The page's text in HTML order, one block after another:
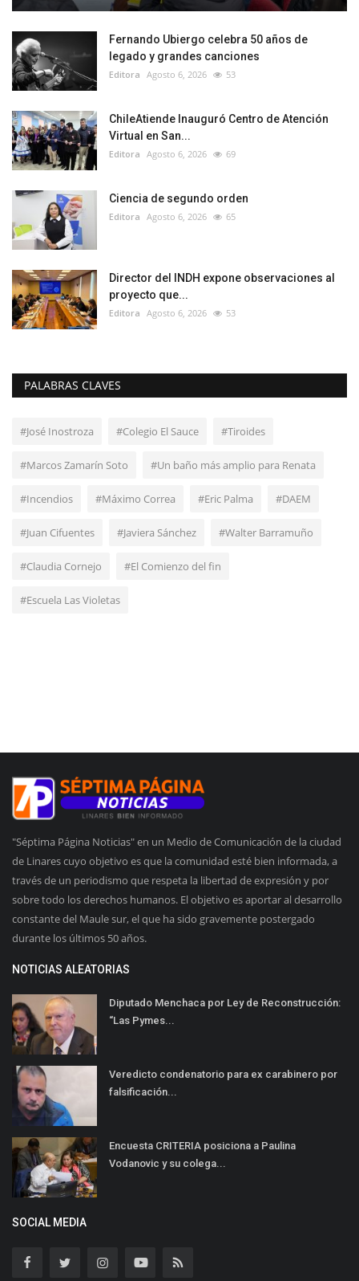
Fernando Ubiergo celebra 50 años de
legado y grandes canciones
Editora Agosto 6, 2026 53
ChileAtiende Inauguró Centro de Atención
Virtual en San...
Editora Agosto 6, 2026 69
Ciencia de segundo orden
Editora Agosto 6, 2026 65
Director del INDH expone observaciones al
proyecto que...
Editora Agosto 6, 2026 53
PALABRAS CLAVES
#José Inostroza #Colegio El Sauce #Tiroides
#Marcos Zamarín Soto #Un baño más amplio para Renata
#Incendios #Máximo Correa #Eric Palma #DAEM
#Juan Cifuentes #Javiera Sánchez #Walter Barramuño
#Claudia Cornejo #El Comienzo del fin
#Escuela Las Violetas
"Séptima Página Noticias" en un Medio de Comunicación de la ciudad
de Linares cuyo objetivo es que la comunidad esté bien informada, a
través de un periodismo que respeta la libertad de expresión y por
sobre todo los derechos humanos. El objetivo es aportar al desarrollo
constante del Maule sur, el que ha sido gravemente postergado
durante los últimos 50 años.
NOTICIAS ALEATORIAS
Diputado Menchaca por Ley de Reconstrucción:
“Las Pymes...
Veredicto condenatorio para ex carabinero por
falsificación...
Encuesta CRITERIA posiciona a Paulina
Vodanovic y su colega...
SOCIAL MEDIA